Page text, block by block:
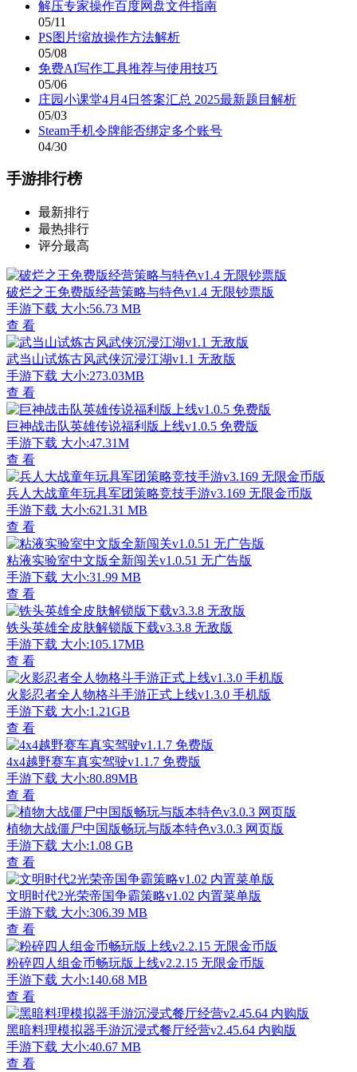
解压专家操作百度网盘文件指南
05/11
PS图片缩放操作方法解析
05/08
免费AI写作工具推荐与使用技巧
05/06
庄园小课堂4月4日答案汇总 2025最新题目解析
05/03
Steam手机令牌能否绑定多个账号
04/30
手游排行榜
最新排行
最热排行
评分最高
破烂之王免费版经营策略与特色v1.4 无限钞票版
手游下载 大小:56.73 MB
查 看
武当山试炼古风武侠沉浸江湖v1.1 无敌版
手游下载 大小:273.03MB
查 看
巨神战击队英雄传说福利版上线v1.0.5 免费版
手游下载 大小:47.31M
查 看
兵人大战童年玩具军团策略竞技手游v3.169 无限金币版
手游下载 大小:621.31 MB
查 看
粘液实验室中文版全新闯关v1.0.51 无广告版
手游下载 大小:31.99 MB
查 看
铁头英雄全皮肤解锁版下载v3.3.8 无敌版
手游下载 大小:105.17MB
查 看
火影忍者全人物格斗手游正式上线v1.3.0 手机版
手游下载 大小:1.21GB
查 看
4x4越野赛车真实驾驶v1.1.7 免费版
手游下载 大小:80.89MB
查 看
植物大战僵尸中国版畅玩与版本特色v3.0.3 网页版
手游下载 大小:1.08 GB
查 看
文明时代2光荣帝国争霸策略v1.02 内置菜单版
手游下载 大小:306.39 MB
查 看
粉碎四人组金币畅玩版上线v2.2.15 无限金币版
手游下载 大小:140.68 MB
查 看
黑暗料理模拟器手游沉浸式餐厅经营v2.45.64 内购版
手游下载 大小:40.67 MB
查 看